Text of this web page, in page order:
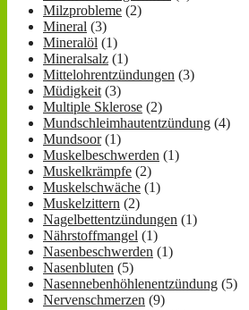
Milzprobleme (2)
Mineral (3)
Mineralöl (1)
Mineralsalz (1)
Mittelohrentzündungen (3)
Müdigkeit (3)
Multiple Sklerose (2)
Mundschleimhautentzündung (4)
Mundsoor(1)
Muskelbeschwerden (1)
Muskelkrämpfe (2)
Muskelschwäche (1)
Muskelzittern (2)
Nagelbettentzündungen (1)
Nährstoffmangel (1)
Nasenbeschwerden (1)
Nasenbluten (5)
Nasennebenhöhlenentzündung (5)
Nervenschmerzen (9)